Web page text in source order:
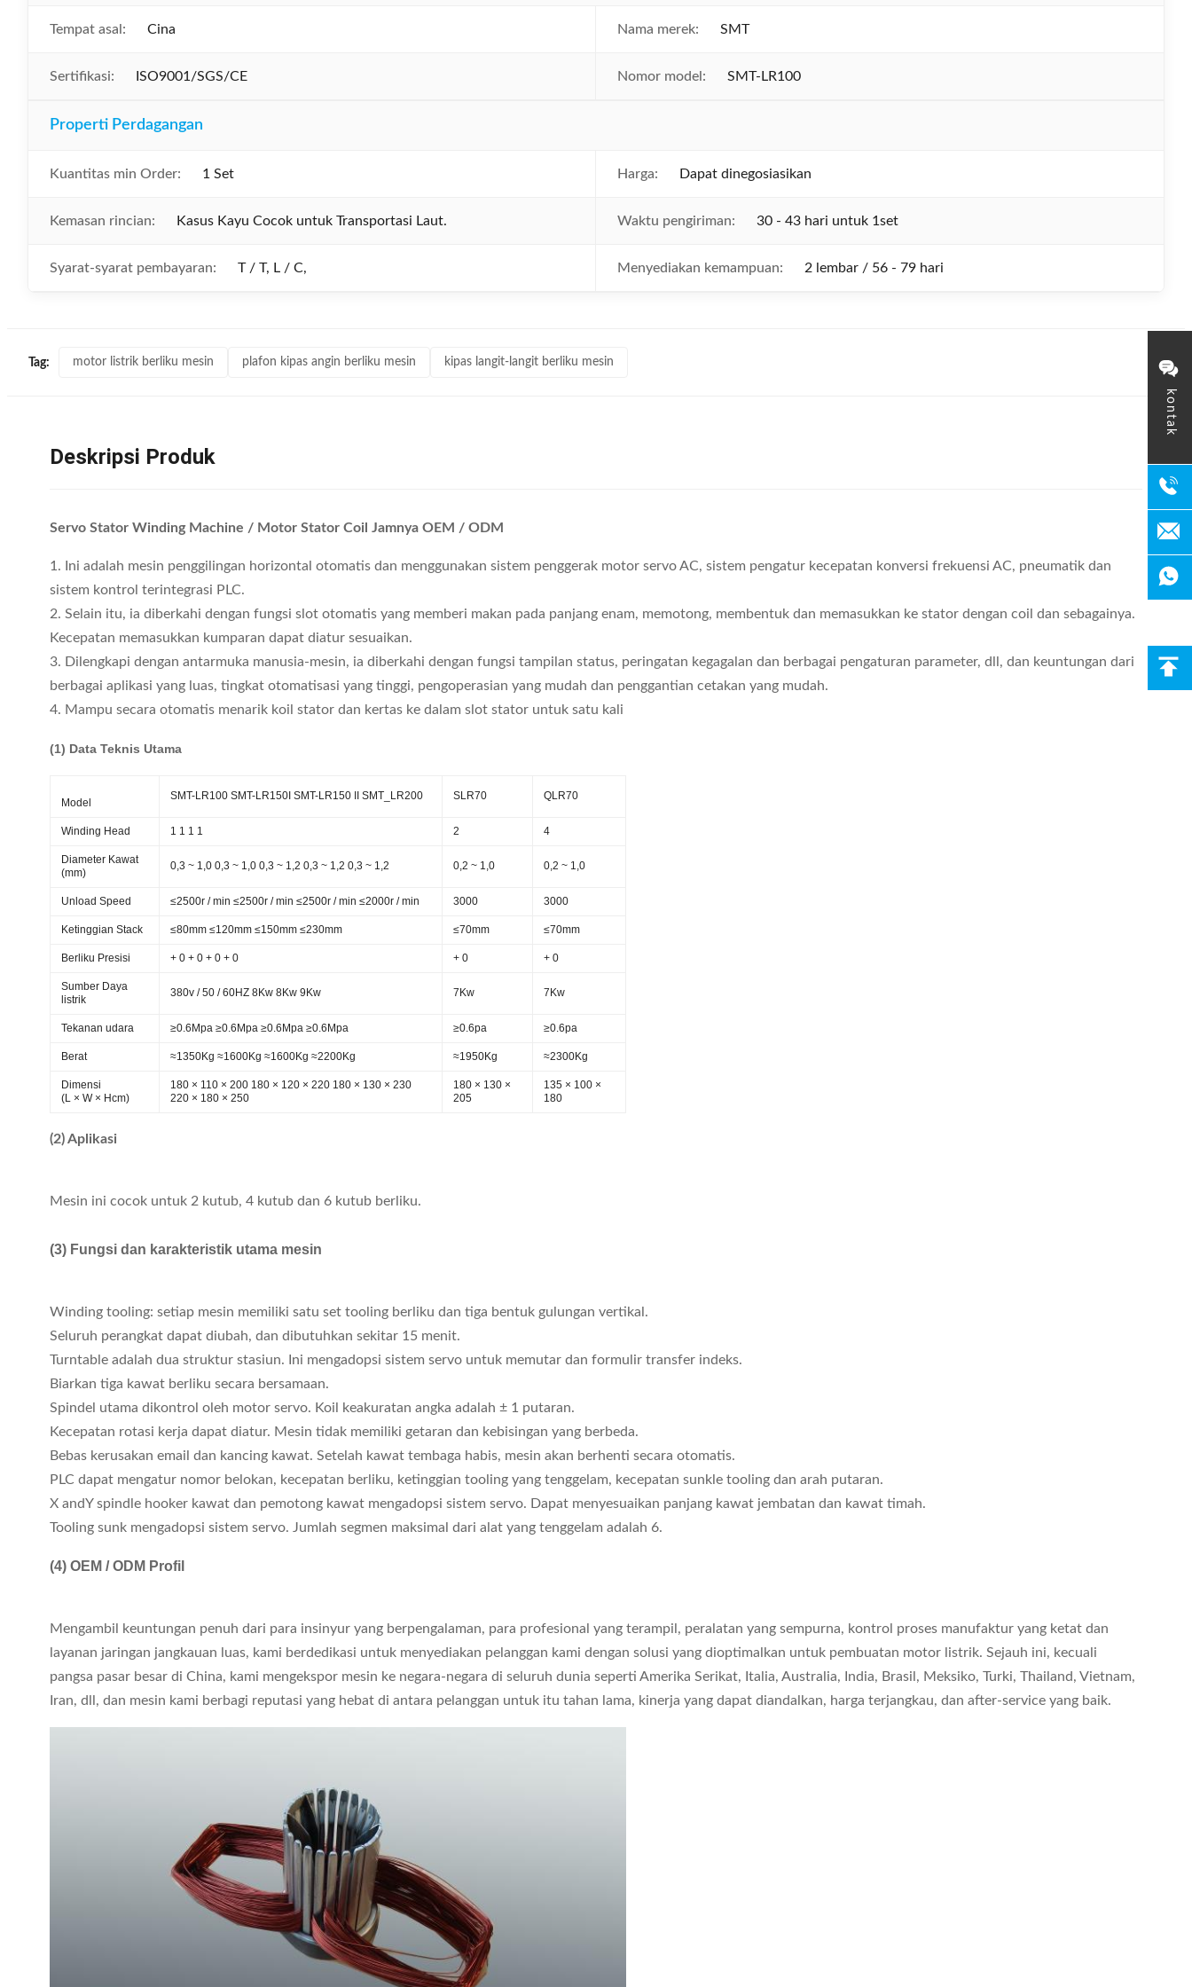
kontak
Tempat asal: Cina Nama merek: SMT
Sertifikasi: ISO9001/SGS/CE Nomor model: SMT-LR100
Properti Perdagangan
Kuantitas min Order: 1 Set Harga: Dapat dinegosiasikan
Kemasan rincian: Kasus Kayu Cocok untuk Transportasi Laut. Waktu pengiriman: 30 - 43 hari untuk 1set
Syarat-syarat pembayaran: T / T, L / C, Menyediakan kemampuan: 2 lembar / 56 - 79 hari
Tag: motor listrik berliku mesin plafon kipas angin berliku mesin kipas langit-langit berliku mesin
Deskripsi Produk
Servo Stator Winding Machine / Motor Stator Coil Jamnya OEM / ODM
1. Ini adalah mesin penggilingan horizontal otomatis dan menggunakan sistem penggerak motor servo AC, sistem pengatur kecepatan konversi frekuensi AC, pneumatik dan
sistem kontrol terintegrasi PLC.
2. Selain itu, ia diberkahi dengan fungsi slot otomatis yang memberi makan pada panjang enam, memotong, membentuk dan memasukkan ke stator dengan coil dan sebagainya.
Kecepatan memasukkan kumparan dapat diatur sesuaikan.
3. Dilengkapi dengan antarmuka manusia-mesin, ia diberkahi dengan fungsi tampilan status, peringatan kegagalan dan berbagai pengaturan parameter, dll, dan keuntungan dari
berbagai aplikasi yang luas, tingkat otomatisasi yang tinggi, pengoperasian yang mudah dan penggantian cetakan yang mudah.
4. Mampu secara otomatis menarik koil stator dan kertas ke dalam slot stator untuk satu kali
(1) Data Teknis Utama
Model
SMT-LR100 SMT-LR150I SMT-LR150 II SMT_LR200 SLR70 QLR70
Winding Head 1 1 1 1 2 4
Diameter Kawat
(mm)
0,3 ~ 1,0 0,3 ~ 1,0 0,3 ~ 1,2 0,3 ~ 1,2 0,3 ~ 1,2 0,2 ~ 1,0 0,2 ~ 1,0
Unload Speed ≤2500r / min ≤2500r / min ≤2500r / min ≤2000r / min 3000 3000
Ketinggian Stack ≤80mm ≤120mm ≤150mm ≤230mm ≤70mm ≤70mm
Berliku Presisi + 0 + 0 + 0 + 0 + 0 + 0
Sumber Daya
listrik
380v / 50 / 60HZ 8Kw 8Kw 9Kw 7Kw 7Kw
Tekanan udara ≥0.6Mpa ≥0.6Mpa ≥0.6Mpa ≥0.6Mpa ≥0.6pa ≥0.6pa
Berat ≈1350Kg ≈1600Kg ≈1600Kg ≈2200Kg ≈1950Kg ≈2300Kg
Dimensi
(L × W × Hcm)
180 × 110 × 200 180 × 120 × 220 180 × 130 × 230
220 × 180 × 250
180 × 130 ×
205
135 × 100 ×
180
(2) Aplikasi
Mesin ini cocok untuk 2 kutub, 4 kutub dan 6 kutub berliku.
(3) Fungsi dan karakteristik utama mesin
Winding tooling: setiap mesin memiliki satu set tooling berliku dan tiga bentuk gulungan vertikal.
Seluruh perangkat dapat diubah, dan dibutuhkan sekitar 15 menit.
Turntable adalah dua struktur stasiun. Ini mengadopsi sistem servo untuk memutar dan formulir transfer indeks.
Biarkan tiga kawat berliku secara bersamaan.
Spindel utama dikontrol oleh motor servo. Koil keakuratan angka adalah ± 1 putaran.
Kecepatan rotasi kerja dapat diatur. Mesin tidak memiliki getaran dan kebisingan yang berbeda.
Bebas kerusakan email dan kancing kawat. Setelah kawat tembaga habis, mesin akan berhenti secara otomatis.
PLC dapat mengatur nomor belokan, kecepatan berliku, ketinggian tooling yang tenggelam, kecepatan sunkle tooling dan arah putaran.
X andY spindle hooker kawat dan pemotong kawat mengadopsi sistem servo. Dapat menyesuaikan panjang kawat jembatan dan kawat timah.
Tooling sunk mengadopsi sistem servo. Jumlah segmen maksimal dari alat yang tenggelam adalah 6.
(4) OEM / ODM Profil
Mengambil keuntungan penuh dari para insinyur yang berpengalaman, para profesional yang terampil, peralatan yang sempurna, kontrol proses manufaktur yang ketat dan
layanan jaringan jangkauan luas, kami berdedikasi untuk menyediakan pelanggan kami dengan solusi yang dioptimalkan untuk pembuatan motor listrik. Sejauh ini, kecuali
pangsa pasar besar di China, kami mengekspor mesin ke negara-negara di seluruh dunia seperti Amerika Serikat, Italia, Australia, India, Brasil, Meksiko, Turki, Thailand, Vietnam,
Iran, dll, dan mesin kami berbagi reputasi yang hebat di antara pelanggan untuk itu tahan lama, kinerja yang dapat diandalkan, harga terjangkau, dan after-service yang baik.